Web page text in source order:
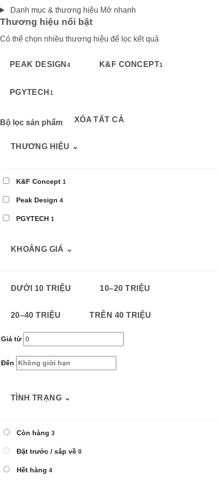
Danh mục & thương hiệu Mở nhanh
Thương hiệu nổi bật
Có thể chọn nhiều thương hiệu để lọc kết quả
PEAK DESIGN 4 K&F CONCEPT1
PGYTECH 1
Bộ lọc sản phẩm XÓA TẤT CẢ
THƯƠNG HIỆU ⌄
K&F Concept 1
Peak Design 4
PGYTECH 1
KHOẢNG GIÁ ⌄
DƯỚI 10 TRIỆU 10–20 TRIỆU
20–40 TRIỆU TRÊN 40 TRIỆU
Giá từ
Đến
TÌNH TRẠNG ⌄
Còn hàng 3
Đặt trước / sắp về 0
Hết hàng 4